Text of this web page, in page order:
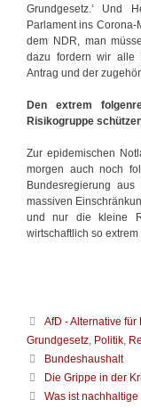
Grundgesetz.‘ Und
Parlament ins Corona-
dem NDR, man
dazu fordern wir alle
Antrag und der
Den extrem
Risikogruppe
Zur epidemischen
morgen auch noch
Bundesregierung
massiven
und nur die kleine
wirtschaftlich so
K
a
t
g
o
AfD - Alternative für
Grundgesetz, Politik,
S
c
h
Bundeshaushalt
B
e
Die Grippe in der
Was ist